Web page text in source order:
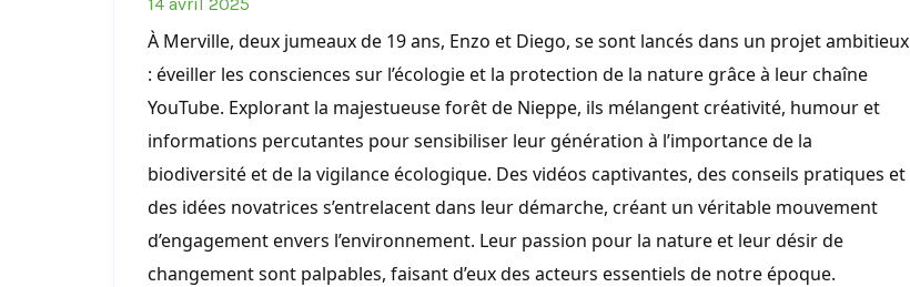
À Merville, deux jumeaux de 19 ans, Enzo et Diego, se sont lancés dans un projet ambitieux
: éveiller les consciences sur l’écologie et la protection de la nature grâce à leur chaîne
YouTube. Explorant la majestueuse forêt de Nieppe, ils mélangent créativité, humour et
informations percutantes pour sensibiliser leur génération à l’importance de la
biodiversité et de la vigilance écologique. Des vidéos captivantes, des conseils pratiques et
des idées novatrices s’entrelacent dans leur démarche, créant un véritable mouvement
d’engagement envers l’environnement. Leur passion pour la nature et leur désir de
changement sont palpables, faisant d’eux des acteurs essentiels de notre époque.